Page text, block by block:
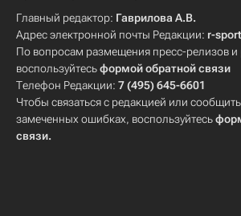
Главный редактор: Гаврилова А.В.
Адрес электронной почты Редакции: r-
По вопросам размещения пресс-релизов
воспользуйтесьформой обратной связи
Телефон Редакции: 7 (495) 645-6601
Чтобы связаться с редакцией или
замеченных ошибках, воспользуйтесь
связи.